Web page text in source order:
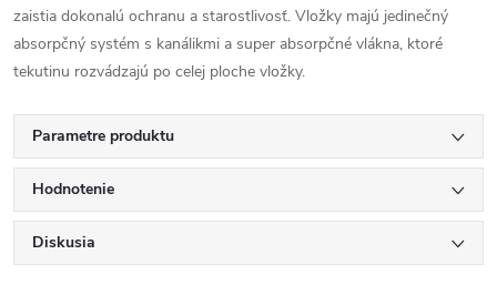
zaistia dokonalú ochranu a starostlivosť. Vložky majú jedinečný
absorpčný systém s kanálikmi a super absorpčné vlákna, ktoré
tekutinu rozvádzajú po celej ploche vložky.
Parametre produktu
Hodnotenie
Diskusia